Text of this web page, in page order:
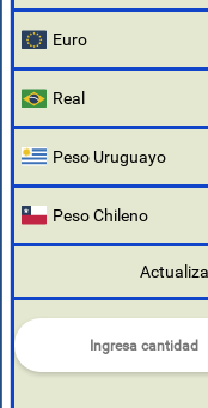
Euro
Real
Peso Uruguayo
Peso Chileno